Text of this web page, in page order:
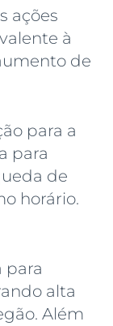
ações
à
de
para a
para
de
horário.
para
alta
Além